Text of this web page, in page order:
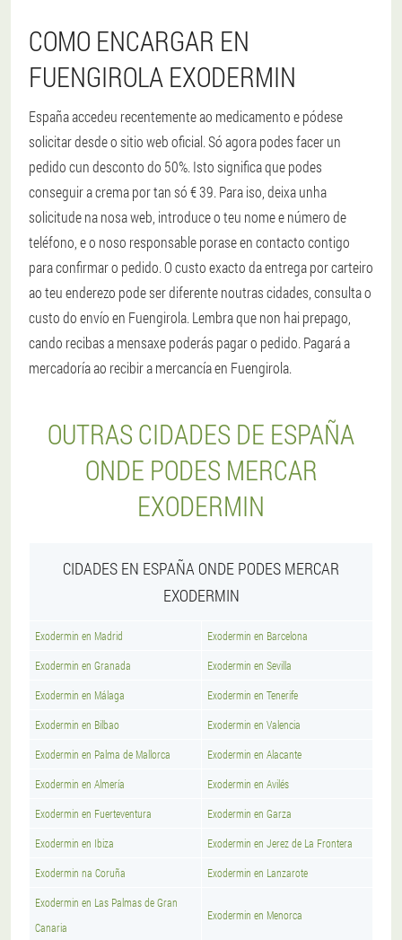
COMO ENCARGAR EN
FUENGIROLA EXODERMIN
España accedeu recentemente ao medicamento e pódese
solicitar desde o sitio web oficial. Só agora podes facer un
pedido cun desconto do 50%. Isto significa que podes
conseguir a crema por tan só € 39. Para iso, deixa unha
solicitude na nosa web, introduce o teu nome e número de
teléfono, e o noso responsable porase en contacto contigo
para confirmar o pedido. O custo exacto da entrega por carteiro
ao teu enderezo pode ser diferente noutras cidades, consulta o
custo do envío en Fuengirola. Lembra que non hai prepago,
cando recibas a mensaxe poderás pagar o pedido. Pagará a
mercadoría ao recibir a mercancía en Fuengirola.
OUTRAS CIDADES DE ESPAÑA
ONDE PODES MERCAR
EXODERMIN
CIDADES EN ESPAÑA ONDE PODES MERCAR
EXODERMIN
Exodermin en Madrid Exodermin en Barcelona
Exodermin en Granada Exodermin en Sevilla
Exodermin en Málaga Exodermin en Tenerife
Exodermin en Bilbao Exodermin en Valencia
Exodermin en Palma de Mallorca Exodermin en Alacante
Exodermin en Almería Exodermin en Avilés
Exodermin en Fuerteventura Exodermin en Garza
Exodermin en Ibiza Exodermin en Jerez de La Frontera
Exodermin na Coruña Exodermin en Lanzarote
Exodermin en Las Palmas de Gran
Canaria
Exodermin en Menorca